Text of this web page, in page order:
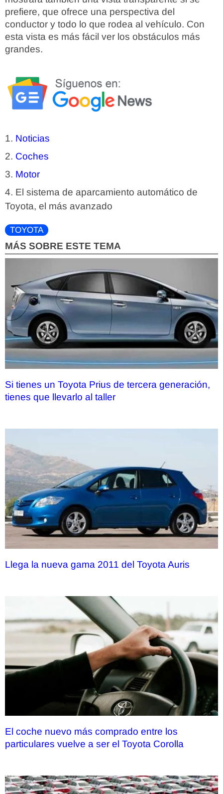
prefiere, que ofrece una perspectiva del
conductor y todo lo que rodea al vehículo. Con
esta vista es más fácil ver los obstáculos más
grandes.
Noticias
Coches
Motor
El sistema de aparcamiento automático de
Toyota, el más avanzado
TOYOTA
MÁS SOBRE ESTE TEMA
Si tienes un Toyota Prius de tercera generación,
tienes que llevarlo al taller
Llega la nueva gama 2011 del Toyota Auris
El coche nuevo más comprado entre los
particulares vuelve a ser el Toyota Corolla